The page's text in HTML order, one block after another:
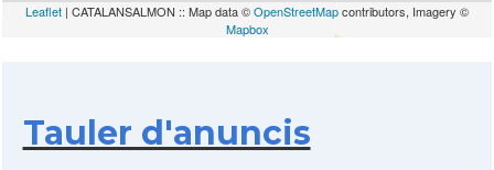
Leaflet | CATALANSALMON :: Map data ©OpenStreetMapcontributors, Imagery ©
Mapbox
Tauler d'anuncis